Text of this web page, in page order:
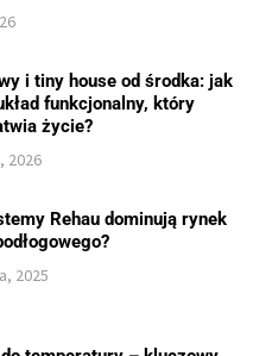
i tiny house od środka: jak
funkcjonalny, który
życie?
2026
Rehau dominują rynek
2025